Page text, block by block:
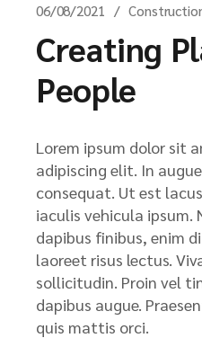
06/08/2021
Creating
People
Lorem ipsum dolor sit
adipiscing elit. In
consequat. Ut est
iaculis vehicula ipsum.
dapibus finibus, enim
laoreet risus lectus.
sollicitudin. Proin vel
dapibus augue.
quis mattis orci.